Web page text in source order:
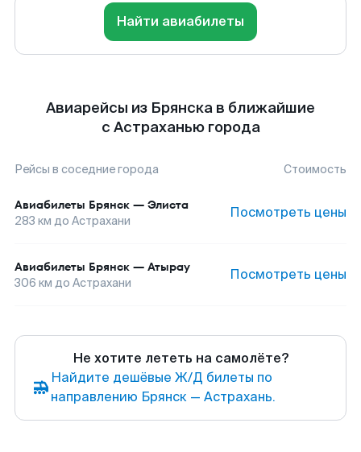
Найти авиабилеты
Авиарейсы из Брянска в ближайшие
с Астраханью города
Рейсы в соседние города Стоимость
Авиабилеты Брянск — Элиста
283 км до Астрахани Посмотреть цены
Авиабилеты Брянск — Атырау
306 км до Астрахани Посмотреть цены
Не хотите лететь на самолёте?
Найдите дешёвые Ж/Д билеты по
направлению Брянск — Астрахань.